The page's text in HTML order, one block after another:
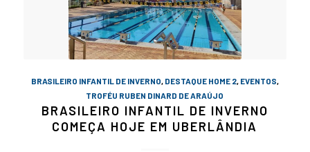
BRASILEIRO INFANTIL DE INVERNO, DESTAQUE HOME 2, EVENTOS,
TROFÉU RUBEN DINARD DE ARAÚJO
BRASILEIRO INFANTIL DE INVERNO
COMEÇA HOJE EM UBERLÂNDIA